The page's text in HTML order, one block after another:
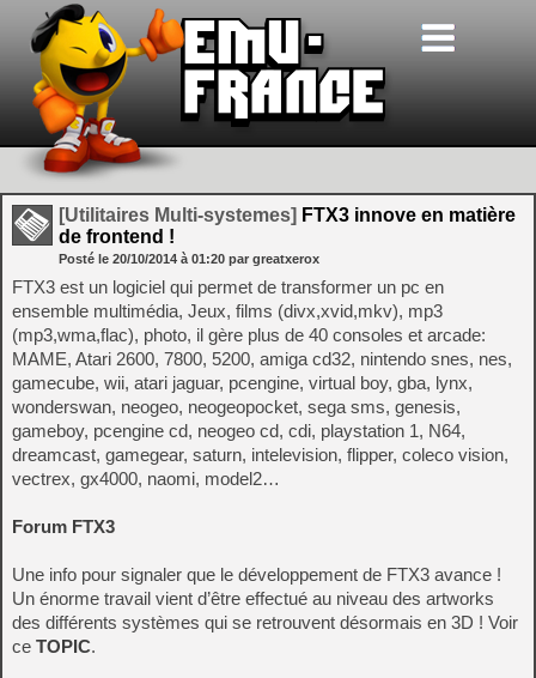
[Utilitaires Multi-systemes] FTX3 innove en matière
de frontend !
Posté le 20/10/2014 à 01:20 par greatxerox
FTX3 est un logiciel qui permet de transformer un pc en
ensemble multimédia, Jeux, films (divx,xvid,mkv), mp3
(mp3,wma,flac), photo, il gère plus de 40 consoles et arcade:
MAME, Atari 2600, 7800, 5200, amiga cd32, nintendo snes, nes,
gamecube, wii, atari jaguar, pcengine, virtual boy, gba, lynx,
wonderswan, neogeo, neogeopocket, sega sms, genesis,
gameboy, pcengine cd, neogeo cd, cdi, playstation 1, N64,
dreamcast, gamegear, saturn, intelevision, flipper, coleco vision,
vectrex, gx4000, naomi, model2…
Forum FTX3
Une info pour signaler que le développement de FTX3 avance !
Un énorme travail vient d’être effectué au niveau des artworks
des différents systèmes qui se retrouvent désormais en 3D ! Voir
ce TOPIC.